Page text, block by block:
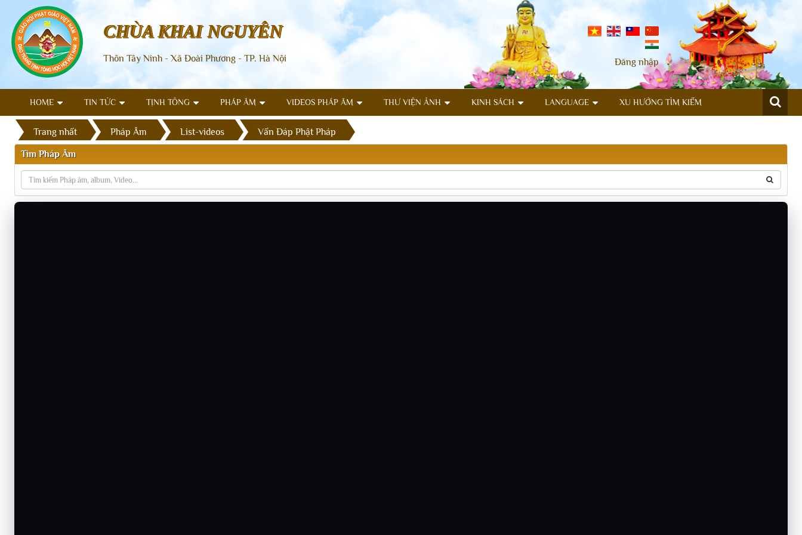
Đăng nhập
CHÙA KHAI NGUYÊN
Thôn Tây Ninh - Xã Đoài Phương - TP. Hà Nội
HOME TIN TỨC TỊNH TÔNG PHÁP ÂM VIDEOS PHÁP ÂM THƯ VIỆN ẢNH KINH SÁCH LANGUAGE XU HƯỚNG TÌM KIẾM
Trang nhất Pháp Âm List-videos Vấn Đáp Phật Pháp
Tìm Pháp Âm